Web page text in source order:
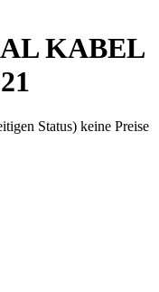
KABEL
Status) keine Preise